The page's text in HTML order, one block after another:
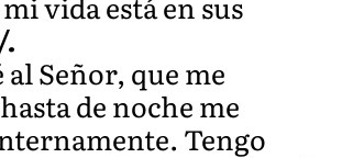
Señor, que me
de noche me
Tengo